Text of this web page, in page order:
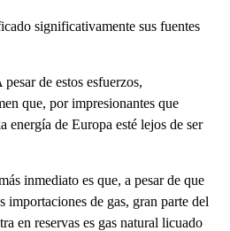
significativamente sus fuentes
de estos esfuerzos,
que, por impresionantes que
energía de Europa esté lejos de ser
inmediato es que, a pesar de que
importaciones de gas, gran parte del
en reservas es gas natural licuado